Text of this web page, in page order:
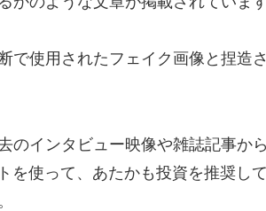
で使用されたフェイク画像と捏造
のインタビュー映像や雑誌記事か
を使って、あたかも投資を推奨し